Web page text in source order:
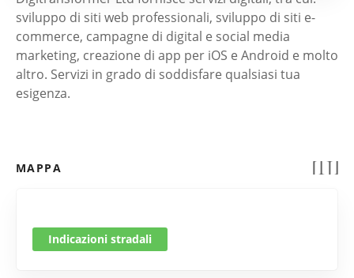
sviluppo di siti web professionali, sviluppo di siti e-
commerce, campagne di digital e social media
marketing, creazione di app per iOS e Android e molto
altro. Servizi in grado di soddisfare qualsiasi tua
esigenza.
MAPPA
Indicazioni stradali